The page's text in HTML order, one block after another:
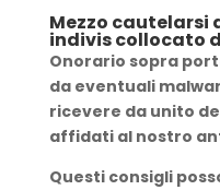
Mezzo cautelarsi
indivis collocato
Onorario sopra
da eventuali
ricevere da unito
affidati al nostro
Questi consigli